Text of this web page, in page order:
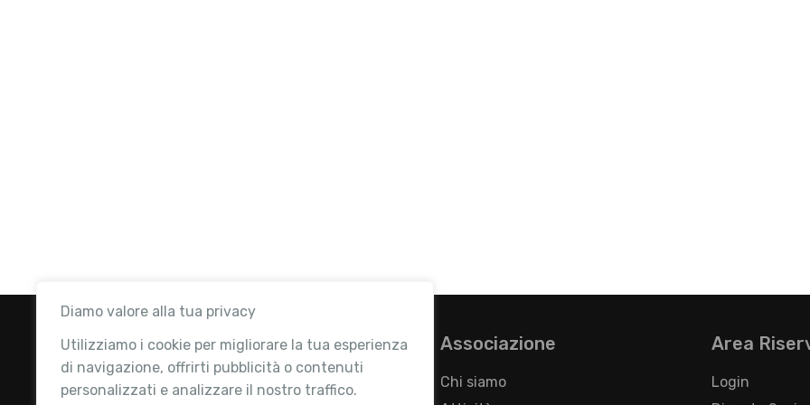
Diamo valore alla tua privacy
Utilizziamo i cookie per migliorare la tua esperienza
di navigazione, offrirti pubblicità o contenuti
personalizzati e analizzare il nostro traffico.
Associazione
Chi siamo
Area
Login